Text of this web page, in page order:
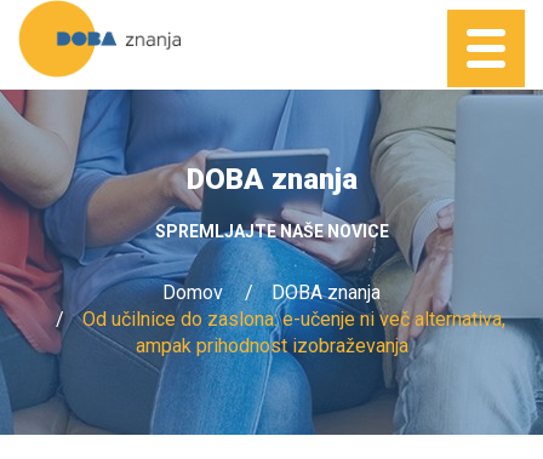
DOBA znanja
SPREMLJAJTE NAŠE NOVICE
Domov
DOBA znanja
Od učilnice do zaslona: e-učenje ni več alternativa,
ampak prihodnost izobraževanja